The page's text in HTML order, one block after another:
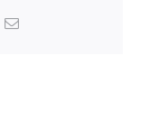
Correo